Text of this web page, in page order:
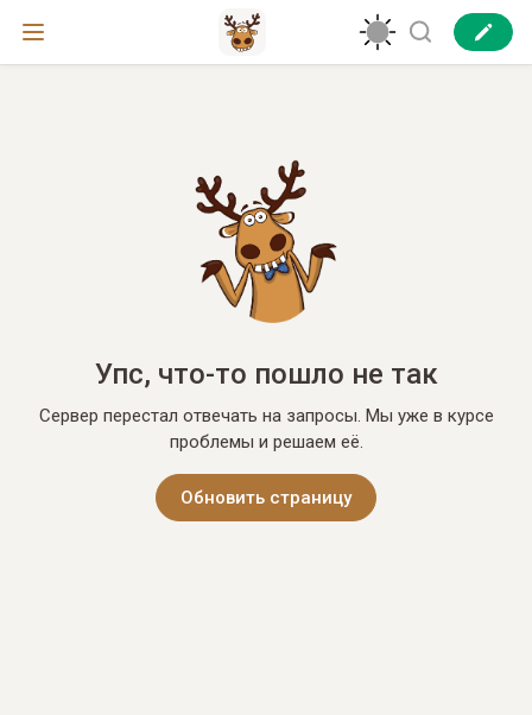
Упс, что-то пошло не так
Сервер перестал отвечать на запросы. Мы уже в курсе
проблемы и решаем её.
Обновить страницу